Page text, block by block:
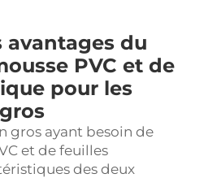
avantages du
PVC et de
pour les
gros ayant besoin de
et de feuilles
des deux